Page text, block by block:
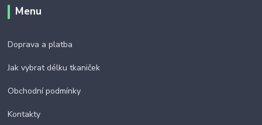
Menu
Doprava a platba
Jak vybrat délku tkaniček
Obchodní podmínky
Kontakty